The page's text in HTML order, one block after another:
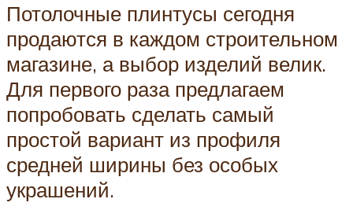
Потолочные плинтусы сегодня
продаются в каждом строительном
магазине, а выбор изделий велик.
Для первого раза предлагаем
попробовать сделать самый
простой вариант из профиля
средней ширины без особых
украшений.